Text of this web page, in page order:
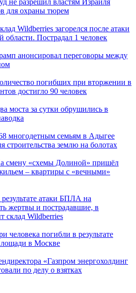
не разрешил властям Израиля
для охраны тюрем
Wildberries загорелся после атаки
области. Пострадал 1 человек
анонсировал переговоры между
погибших при вторжении в
достигло 90 человек
моста за сутки обрушились в
многодетным семьям в Адыгее
строительства землю на болотах
смену «схемы Долиной» пришёл
– квартиры с «вечными»
атаки БПЛА на
жертвы и пострадавшие, в
склад Wildberries
человека погибли в результате
в Москве
«Газпром энергохолдинг
по делу о взятках